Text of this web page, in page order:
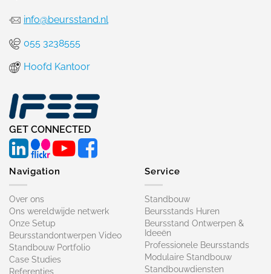
info@beursstand.nl
055 3238555
Hoofd Kantoor
GET CONNECTED
Navigation
Over ons
Ons wereldwijde netwerk
Onze Setup
Beursstandontwerpen Video
Standbouw Portfolio
Case Studies
Referenties
Service
Standbouw
Beursstands Huren
Beursstand Ontwerpen &
Ideeën
Professionele Beursstands
Modulaire Standbouw
Standbouwdiensten